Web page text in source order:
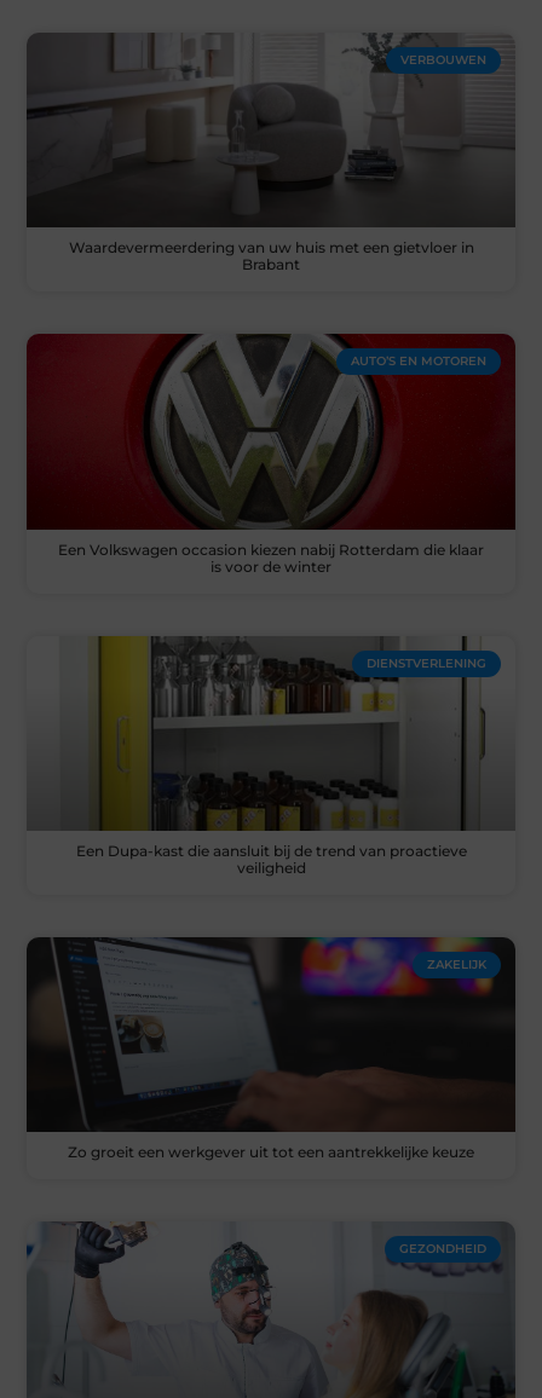
VERBOUWEN
Waardevermeerdering van uw huis met een gietvloer in
Brabant
AUTO’S EN MOTOREN
Een Volkswagen occasion kiezen nabij Rotterdam die klaar
is voor de winter
DIENSTVERLENING
Een Dupa-kast die aansluit bij de trend van proactieve
veiligheid
ZAKELIJK
Zo groeit een werkgever uit tot een aantrekkelijke keuze
GEZONDHEID